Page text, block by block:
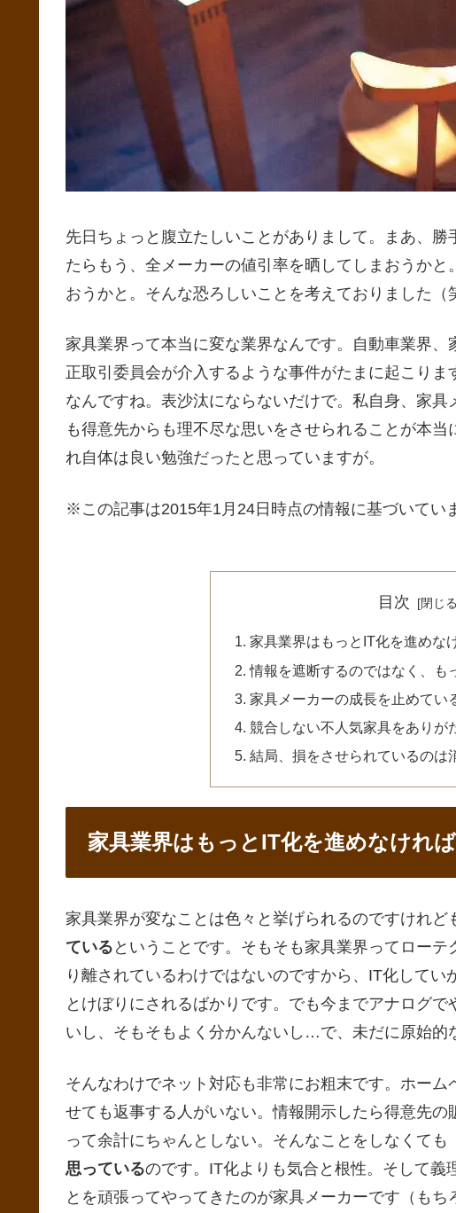
先日ちょっと腹立たしいことがありまして。まあ、
たらもう、全メーカーの値引率を晒してしまおうか
おうかと。そんな恐ろしいことを考えておりました（
家具業界って本当に変な業界なんです。自動車業界
正取引委員会が介入するような事件がたまに起こり
なんですね。表沙汰にならないだけで。私自身、家
も得意先からも理不尽な思いをさせられることが本
れ自体は良い勉強だったと思っていますが。
※この記事は2015年1月24日時点の情報に基づいてい
目次
家具業界はもっとIT化を進めな
情報を遮断するのではなく、も
家具メーカーの成長を止めてい
競合しない不人気家具をありが
結局、損をさせられているのは
家具業界はもっとIT化を進めなけれ
家具業界が変なことは色々と挙げられるのですけれ
ている ということです。そもそも家具業界ってロー
り離されているわけではないのですから、IT化して
とけぼりにされるばかりです。でも今までアナログ
いし、そもそもよく分かんないし…で、未だに原始的
そんなわけでネット対応も非常にお粗末です。ホー
せても返事する人がいない。情報開示したら得意先
って余計にちゃんとしない。そんなことをしなくても
思っているのです。IT化よりも気合と根性。そして義
とを頑張ってやってきたのが家具メーカーです（もち